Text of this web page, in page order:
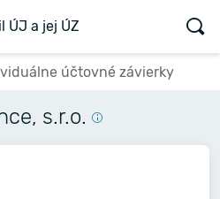
ÚJ a jej ÚZ
účtovné závierky
s.r.o.